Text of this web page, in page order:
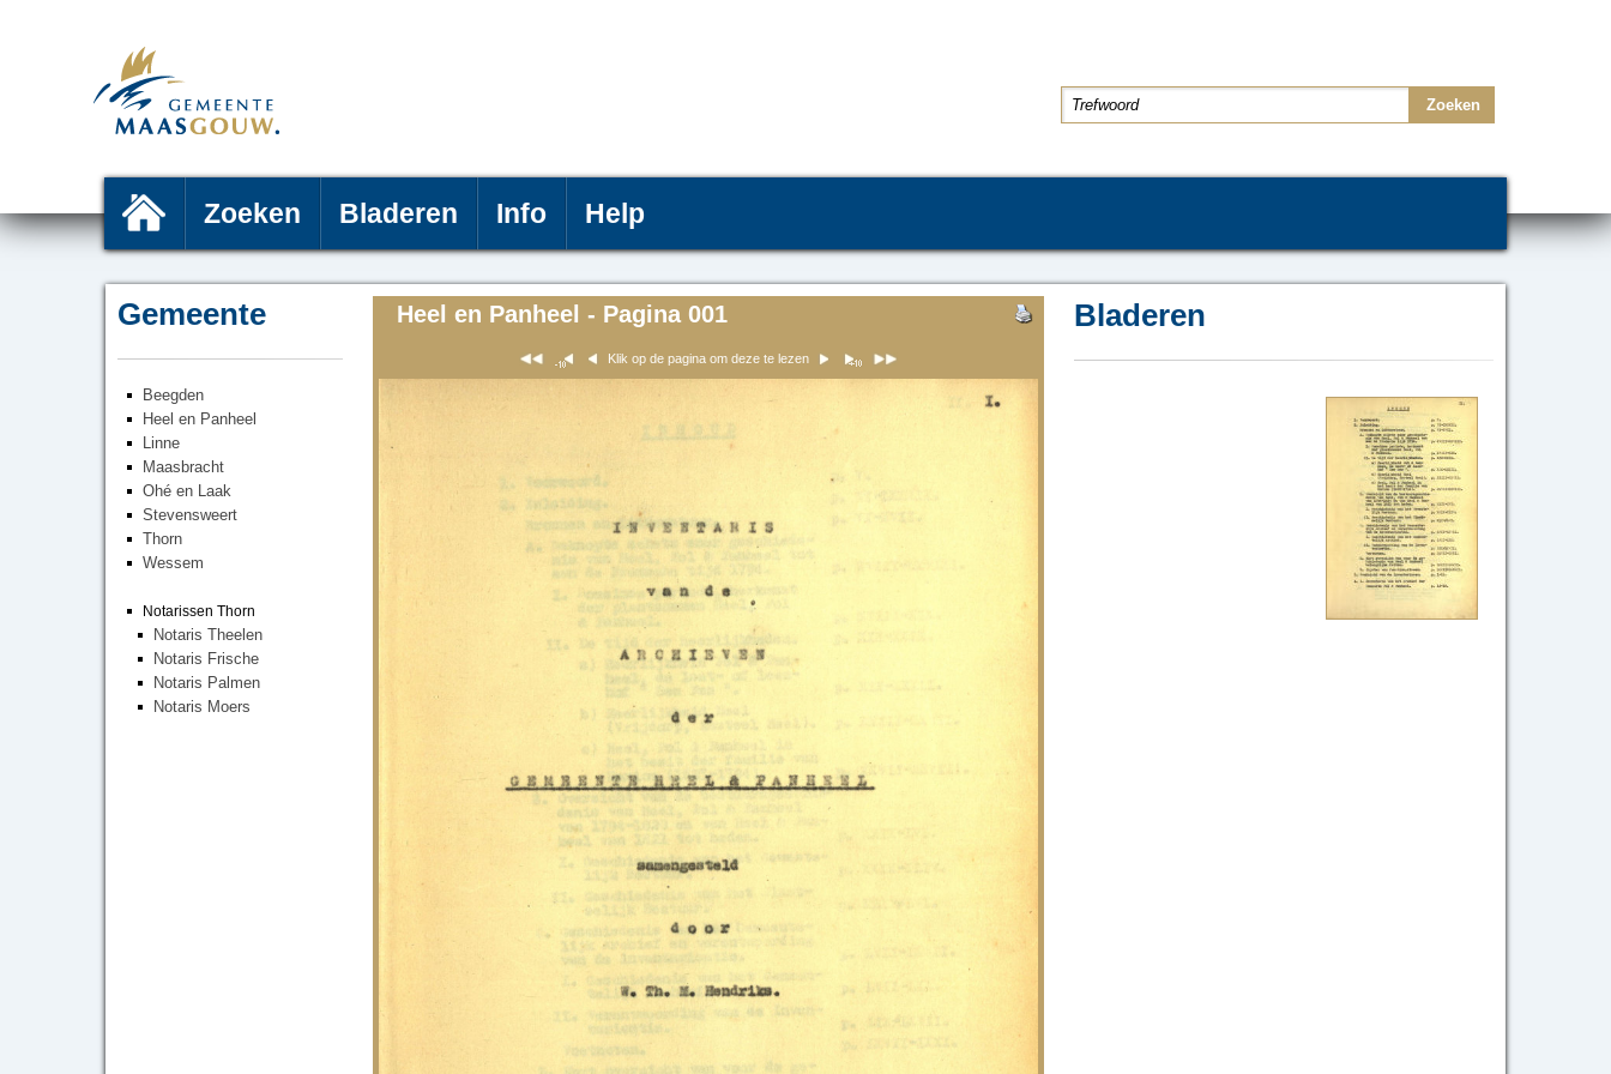
Zoeken Bladeren Info Help
Gemeente
Beegden
Heel en Panheel
Linne
Maasbracht
Ohé en Laak
Stevensweert
Thorn
Wessem
Notarissen Thorn
Notaris Theelen
Notaris Frische
Notaris Palmen
Notaris Moers
Bladeren
Heel en Panheel - Pagina 001
Klik op de pagina om deze te lezen